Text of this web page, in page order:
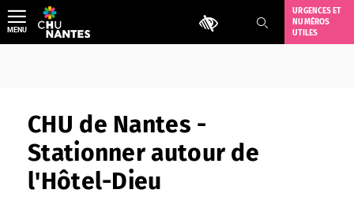
Aller
au
contenu
Outils d'accessibilité
URGENCES ET
NUMÉROS
UTILES
MENU
CHU de Nantes -
Stationner autour de
l'Hôtel-Dieu